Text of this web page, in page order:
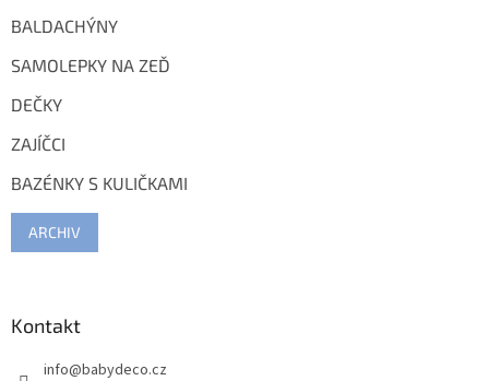
BALDACHÝNY
SAMOLEPKY NA ZEĎ
DEČKY
ZAJÍČCI
BAZÉNKY S KULIČKAMI
ARCHIV
Kontakt
info@babydeco.cz